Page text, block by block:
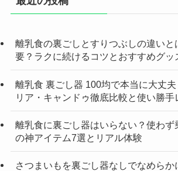
離乳食の裏ごしとすりつぶしの違いと
要？ラクに続けるコツとおすすめグッ
離乳食 裏ごし器 100均で本当に大丈
リア・キャンドゥ徹底比較と使い勝手
離乳食に裏ごし器はいらない？使わず
の神アイテム7選とリアル体験
さつまいもを裏ごし器なしでなめらか